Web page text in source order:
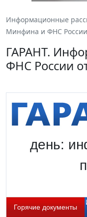
Информационные
Минфина и ФНС России
ГАРАНТ.
ФНС России
день:
Горячие документы